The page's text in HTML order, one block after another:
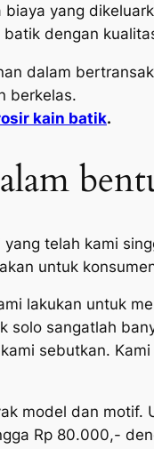
yang
dengan
dalam
berkelas.
kain batik.
telah kami
untuk
lakukan untuk
sangatlah
sebutkan.
model dan
Rp 80.000,-